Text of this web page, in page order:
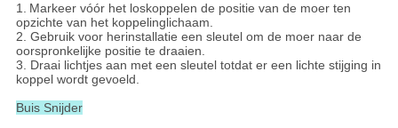
1. Markeer vóór het loskoppelen de positie van de moer ten
opzichte van het koppelinglichaam.
2. Gebruik voor herinstallatie een sleutel om de moer naar de
oorspronkelijke positie te draaien.
3. Draai lichtjes aan met een sleutel totdat er een lichte stijging in
koppel wordt gevoeld.
Buis Snijder